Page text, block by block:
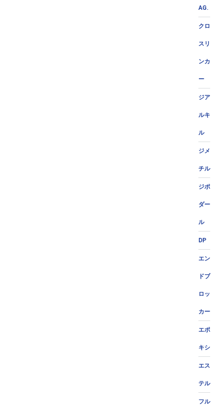
AG.
クロ
スリ
ンカ
ー
ジア
ルキ
ル
ジメ
チル
ジポ
ダー
ル
DP
エン
ドブ
ロッ
カー
エポ
キシ
エス
テル
フル